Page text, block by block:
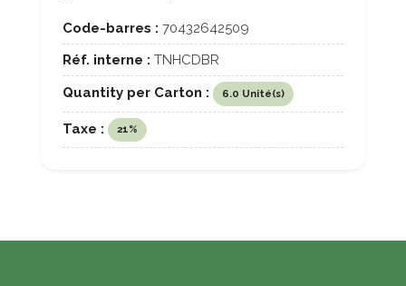
Code-barres : 70432642509
Réf. interne : TNHCDBR
Quantity per Carton :
6.0 Unité(s)
Taxe : 21%